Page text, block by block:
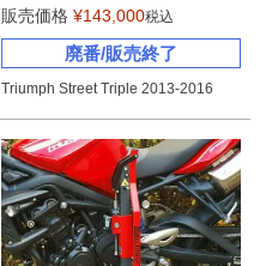
販売価格 ¥143,000税込
廃番/販売終了
Triumph Street Triple 2013-2016